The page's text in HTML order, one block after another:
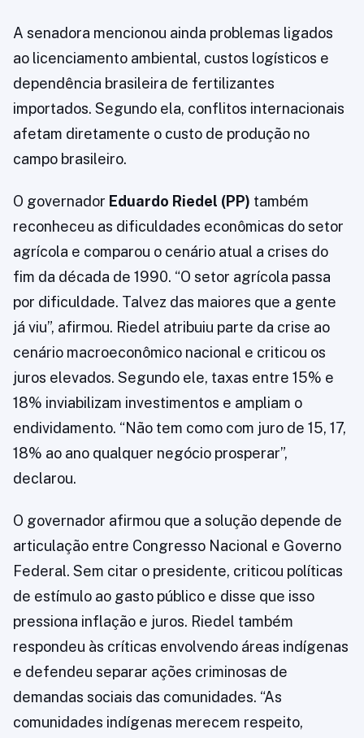
A senadora mencionou ainda problemas ligados
ao licenciamento ambiental, custos logísticos e
dependência brasileira de fertilizantes
importados. Segundo ela, conflitos internacionais
afetam diretamente o custo de produção no
campo brasileiro.
O governador Eduardo Riedel (PP) também
reconheceu as dificuldades econômicas do setor
agrícola e comparou o cenário atual a crises do
fim da década de 1990. “O setor agrícola passa
por dificuldade. Talvez das maiores que a gente
já viu”, afirmou. Riedel atribuiu parte da crise ao
cenário macroeconômico nacional e criticou os
juros elevados. Segundo ele, taxas entre 15% e
18% inviabilizam investimentos e ampliam o
endividamento. “Não tem como com juro de 15, 17,
18% ao ano qualquer negócio prosperar”,
declarou.
O governador afirmou que a solução depende de
articulação entre Congresso Nacional e Governo
Federal. Sem citar o presidente, criticou políticas
de estímulo ao gasto público e disse que isso
pressiona inflação e juros. Riedel também
respondeu às críticas envolvendo áreas indígenas
e defendeu separar ações criminosas de
demandas sociais das comunidades. “As
comunidades indígenas merecem respeito,